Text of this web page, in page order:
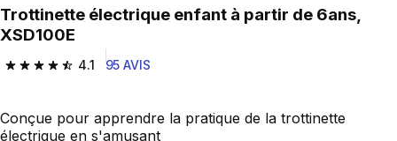
Trottinette électrique enfant à partir de 6ans,
XSD100E
4.1
4.1 out of 5 stars from 95 reviews
95 AVIS
Conçue pour apprendre la pratique de la trottinette
électrique en s'amusant